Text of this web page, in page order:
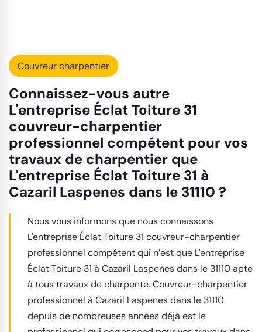
Couvreur charpentier
Connaissez-vous autre
L'entreprise Éclat Toiture 31
couvreur-charpentier
professionnel compétent pour vos
travaux de charpentier que
L'entreprise Éclat Toiture 31 à
Cazaril Laspenes dans le 31110 ?
Nous vous informons que nous connaissons
L'entreprise Éclat Toiture 31 couvreur-charpentier
professionnel compétent qui n’est que L'entreprise
Éclat Toiture 31 à Cazaril Laspenes dans le 31110 apte
à tous travaux de charpente. Couvreur-charpentier
professionnel à Cazaril Laspenes dans le 31110
depuis de nombreuses années déjà est le